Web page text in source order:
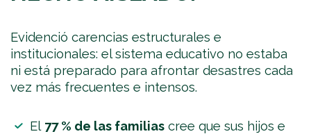
Evidenció carencias estructurales e
institucionales: el sistema educativo no estaba
ni está preparado para afrontar desastres cada
vez más frecuentes e intensos.
El 77 % de las familias cree que sus hijos e